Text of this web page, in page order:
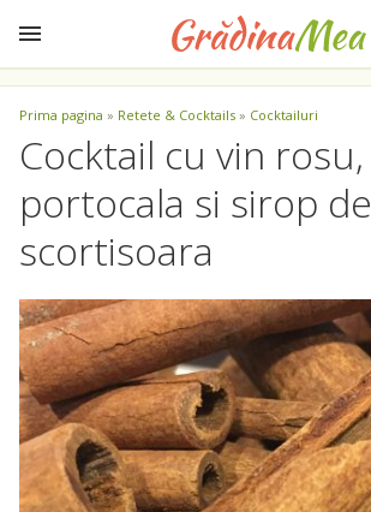
Prima pagina » Retete & Cocktails » Cocktailuri
Cocktail cu vin rosu,
portocala si sirop de
scortisoara